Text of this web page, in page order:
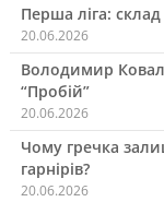
Перша ліга:
20.06.2026
Володимир
“Пробій”
20.06.2026
Чому гречка
гарнірів?
20.06.2026